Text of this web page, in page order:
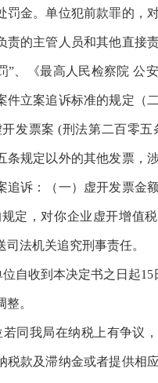
罚金。单位犯前款罪的，
责的主管人员和其他直接
”、《最高人民检察院 公
件立案追诉标准的规定（
发票案 (刑法第二百零五
条规定以外的其他发票，
追诉：（一）虚开发票金
规定，对你企业虚开增值
司法机关追究刑事责任。
位自收到本决定书之日起15
。
若同我局在纳税上有争议
税款及滞纳金或者提供相